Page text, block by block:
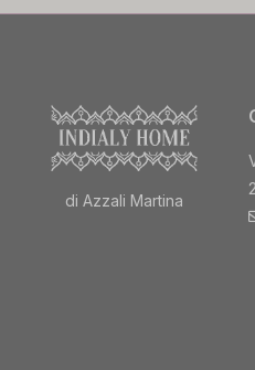
di Azzali Martina